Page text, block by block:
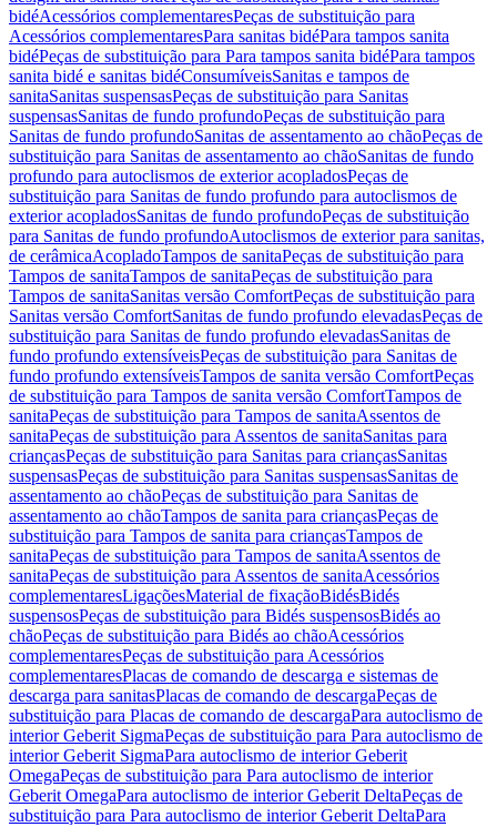
bidéAcessórios complementaresPeças de substituição para
Acessórios complementaresPara sanitas bidéPara tampos sanita
bidéPeças de substituição para Para tampos sanita bidéPara tampos
sanita bidé e sanitas bidéConsumíveisSanitas e tampos de
sanitaSanitas suspensasPeças de substituição para Sanitas
suspensasSanitas de fundo profundoPeças de substituição para
Sanitas de fundo profundoSanitas de assentamento ao chãoPeças de
substituição para Sanitas de assentamento ao chãoSanitas de fundo
profundo para autoclismos de exterior acopladosPeças de
substituição para Sanitas de fundo profundo para autoclismos de
exterior acopladosSanitas de fundo profundoPeças de substituição
para Sanitas de fundo profundoAutoclismos de exterior para sanitas,
de cerâmicaAcopladoTampos de sanitaPeças de substituição para
Tampos de sanitaTampos de sanitaPeças de substituição para
Tampos de sanitaSanitas versão ComfortPeças de substituição para
Sanitas versão ComfortSanitas de fundo profundo elevadasPeças de
substituição para Sanitas de fundo profundo elevadasSanitas de
fundo profundo extensíveisPeças de substituição para Sanitas de
fundo profundo extensíveisTampos de sanita versão ComfortPeças
de substituição para Tampos de sanita versão ComfortTampos de
sanitaPeças de substituição para Tampos de sanitaAssentos de
sanitaPeças de substituição para Assentos de sanitaSanitas para
criançasPeças de substituição para Sanitas para criançasSanitas
suspensasPeças de substituição para Sanitas suspensasSanitas de
assentamento ao chãoPeças de substituição para Sanitas de
assentamento ao chãoTampos de sanita para criançasPeças de
substituição para Tampos de sanita para criançasTampos de
sanitaPeças de substituição para Tampos de sanitaAssentos de
sanitaPeças de substituição para Assentos de sanitaAcessórios
complementaresLigaçõesMaterial de fixaçãoBidésBidés
suspensosPeças de substituição para Bidés suspensosBidés ao
chãoPeças de substituição para Bidés ao chãoAcessórios
complementaresPeças de substituição para Acessórios
complementaresPlacas de comando de descarga e sistemas de
descarga para sanitasPlacas de comando de descargaPeças de
substituição para Placas de comando de descargaPara autoclismo de
interior Geberit SigmaPeças de substituição para Para autoclismo de
interior Geberit SigmaPara autoclismo de interior Geberit
OmegaPeças de substituição para Para autoclismo de interior
Geberit OmegaPara autoclismo de interior Geberit DeltaPeças de
substituição para Para autoclismo de interior Geberit DeltaPara